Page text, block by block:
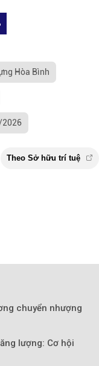
Hòa Bình
2026
chuyển nhượng
lượng: Cơ hội